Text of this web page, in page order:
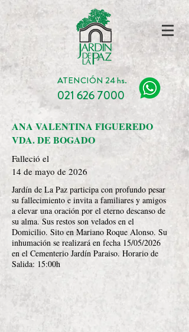
ATENCIÓN 24 hs.
021 626 7000
ANA VALENTINA FIGUEREDO
VDA. DE BOGADO
Falleció el
14 de mayo de 2026
Jardín de La Paz participa con profundo pesar
su fallecimiento e invita a familiares y amigos
a elevar una oración por el eterno descanso de
su alma. Sus restos son velados en el
Domicilio. Sito en Mariano Roque Alonso. Su
inhumación se realizará en fecha 15/05/2026
en el Cementerio Jardín Paraiso. Horario de
Salida: 15:00h